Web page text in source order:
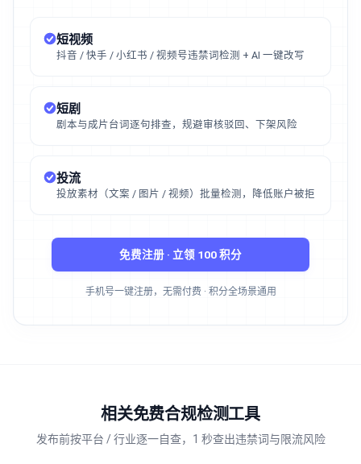
短视频
抖音 / 快手 / 小红书 / 视频号违禁词检测 + AI 一键改写
短剧
剧本与成片台词逐句排查，规避审核驳回、下架风险
投流
投放素材（文案 / 图片 / 视频）批量检测，降低账户被拒
免费注册 · 立领 100 积分
手机号一键注册，无需付费 · 积分全场景通用
相关免费合规检测工具
发布前按平台 / 行业逐一自查，1 秒查出违禁词与限流风险